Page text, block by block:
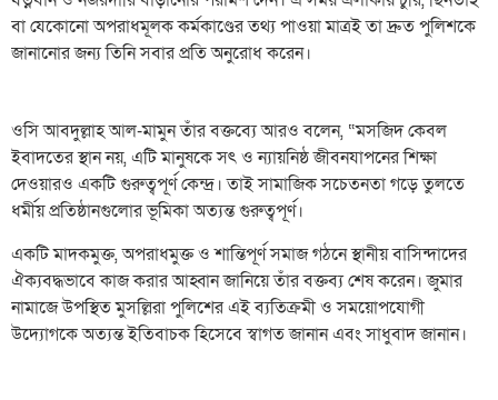
বা যেকোনো অপরাধমূলক কর্মকাণ্ডের তথ্য পাওয়া মাত্রই তা দ্রুত পুলিশকে
জানানোর জন্য তিনি সবার প্রতি অনুরোধ করেন।
​ওসি আবদুল্লাহ আল-মামুন তাঁর বক্তব্যে আরও বলেন, “মসজিদ কেবল
ইবাদতের স্থান নয়, এটি মানুষকে সৎ ও ন্যায়নিষ্ঠ জীবনযাপনের শিক্ষা
দেওয়ারও একটি গুরুত্বপূর্ণ কেন্দ্র। তাই সামাজিক সচেতনতা গড়ে তুলতে
ধর্মীয় প্রতিষ্ঠানগুলোর ভূমিকা অত্যন্ত গুরুত্বপূর্ণ।
​একটি মাদকমুক্ত, অপরাধমুক্ত ও শান্তিপূর্ণ সমাজ গঠনে স্থানীয় বাসিন্দাদের
ঐক্যবদ্ধভাবে কাজ করার আহ্বান জানিয়ে তাঁর বক্তব্য শেষ করেন। জুমার
নামাজে উপস্থিত মুসল্লিরা পুলিশের এই ব্যতিক্রমী ও সময়োপযোগী
উদ্যোগকে অত্যন্ত ইতিবাচক হিসেবে স্বাগত জানান এবং সাধুবাদ জানান।